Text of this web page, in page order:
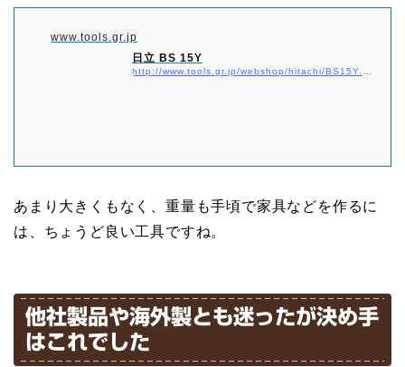
www.tools.gr.jp
日立 BS 15Y
あまり大きくもなく、重量も手頃で家具などを作るに
は、ちょうど良い工具ですね。
他社製品や海外製とも迷ったが決め手
はこれでした